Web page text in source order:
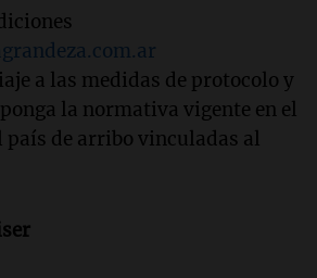
a las medidas de protocolo y
la normativa vigente en el
país de arribo vinculadas al